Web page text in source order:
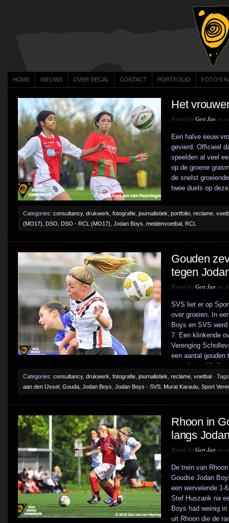
HOME NIEUWS OVER DECAL CONTACT PORTFOLIO FOTO’S
Het
Posted by Gert Jan on
Een halve eeuw
gevierd. Officieel
speelden al veel
op de groene
de snelst
twee duels op
Categories: consultancy, drukwerk fotografie journalistiek portfolio reclame
(MO17)
DSO DSO - RCL (MO17) Jodan Boys meidenvoetbal RCL
Gouden
tegen
Posted by Gert Jan on
SVS liet er op
over groeien. In
Boys en SVS
7. Een klinkende
Verenging
een aantal gouden
voorafgaand [...]
Categories: consultancy, drukwerk fotografie journalistiek reclame voetbal ·
aan den IJssel Gouda Jodan Boys Jodan Boys - SVS Murat Karaulu Sport
Rhoon in
langs
Posted by Gert Jan on
De trein van
Goudse Jodan
een wervelende 1-
Stef Huszarik na
Boys had weinig
uit Rhoon die de